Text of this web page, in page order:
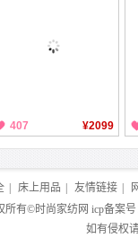
407 ¥2099
床上用品 友情链接
所有©时尚家纺网 icp备案号
如有侵权